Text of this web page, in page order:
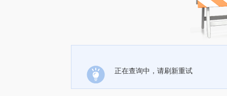
正在查询中，请刷新重试